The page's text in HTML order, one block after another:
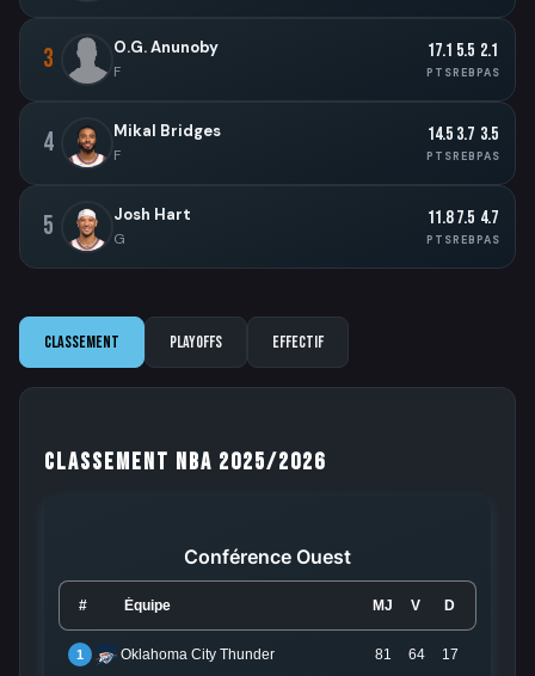
3 O.G. Anunoby
F
17.1
PTS
5.5
REB
2.1
PAS
4 Mikal Bridges
F
14.5
PTS
3.7
REB
3.5
PAS
5 Josh Hart
G
11.8
PTS
7.5
REB
4.7
PAS
Classement Playoffs Effectif
Classement NBA 2025/2026
Conférence Ouest
# Équipe MJ V D
1 Oklahoma City Thunder 81 64 17